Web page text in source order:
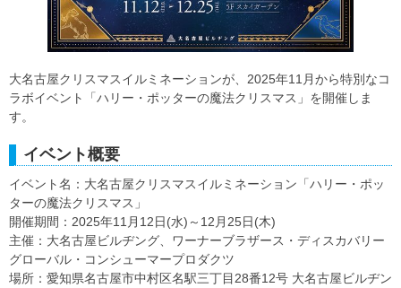
大名古屋クリスマスイルミネーションが、2025年11月から特別なコ
ラボイベント「ハリー・ポッターの魔法クリスマス」を開催しま
す。
イベント概要
イベント名：大名古屋クリスマスイルミネーション「ハリー・ポッ
ターの魔法クリスマス」
開催期間：2025年11月12日(水)～12月25日(木)
主催：大名古屋ビルヂング、ワーナーブラザース・ディスカバリー
グローバル・コンシューマープロダクツ
場所：愛知県名古屋市中村区名駅三丁目28番12号 大名古屋ビルヂン